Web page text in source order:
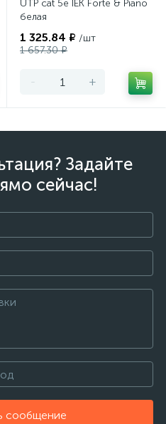
UTP cat 5e IEK Forte & Piano
белая
1 325.84 ₽ /шт
1 657.30 ₽
- +
Задайте
сейчас!
сообщение